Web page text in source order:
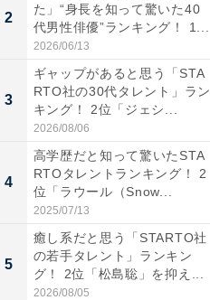
2
た」“身長を知って驚いた40
代男性俳優”ランキング！ 1...
2026/06/13
3
ギャップがあると思う「STA
RTO社の30代タレント」ラン
キング！ 2位「ジェシ...
2026/08/06
4
高学歴だと知って驚いたSTA
RTOタレントランキング！ 2
位「ラウール（Snow...
2025/07/13
5
癒し系だと思う「STARTO社
の若手タレント」ランキン
グ！ 2位「松島聡」を抑え...
2026/08/05